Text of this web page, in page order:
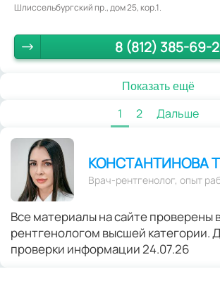
Шлиссельбургский пр., дом 25, кор.1.
8 (812) 385-69-
Показать ещё
1 2 Дальше
КОНСТАНТИНОВА
Врач-рентгенолог, опыт
Все материалы на сайте проверены
рентгенологом высшей категории.
проверки информации 24.07.26